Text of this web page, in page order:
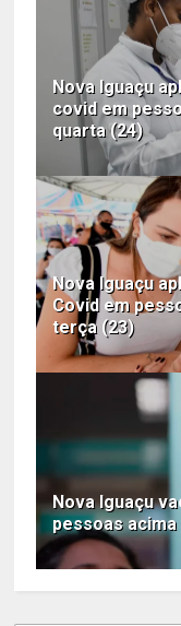
Nova Iguaçu
covid em
quarta (24)
Nova Iguaçu
Covid em
terça (23)
Nova Iguaçu
pessoas